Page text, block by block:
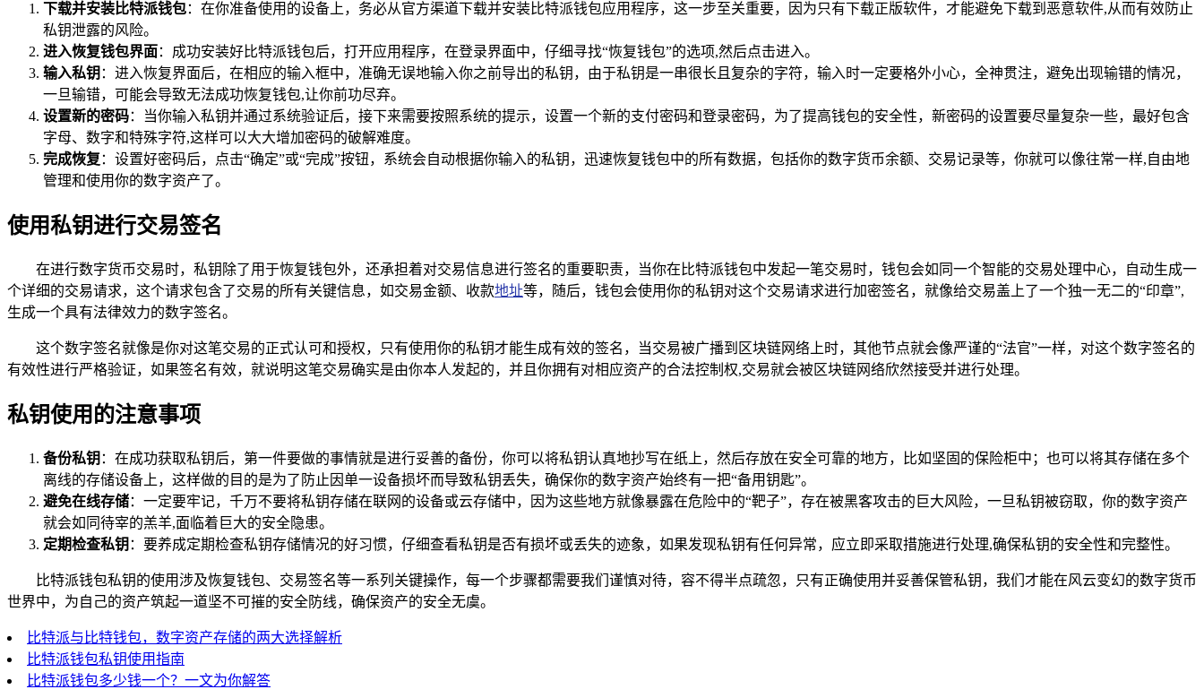
下载并安装比特派钱包：在你准备使用的设备上，务必从官方渠道下载并安装比特派钱包应用程序，这一步至关重要，因为只有下载正版软件，才能避免下载到恶意软件,从而有效防止
私钥泄露的风险。
进入恢复钱包界面：成功安装好比特派钱包后，打开应用程序，在登录界面中，仔细寻找“恢复钱包”的选项,然后点击进入。
输入私钥 ：进入恢复界面后，在相应的输入框中，准确无误地输入你之前导出的私钥，由于私钥是一串很长且复杂的字符，输入时一定要格外小心，全神贯注，避免出现输错的情况，
一旦输错，可能会导致无法成功恢复钱包,让你前功尽弃。
设置新的密码：当你输入私钥并通过系统验证后，接下来需要按照系统的提示，设置一个新的支付密码和登录密码，为了提高钱包的安全性，新密码的设置要尽量复杂一些，最好包含
字母、数字和特殊字符,这样可以大大增加密码的破解难度。
完成恢复 ：设置好密码后，点击“确定”或“完成”按钮，系统会自动根据你输入的私钥，迅速恢复钱包中的所有数据，包括你的数字货币余额、交易记录等，你就可以像往常一样,自由地
管理和使用你的数字资产了。
使用私钥进行交易签名
在进行数字货币交易时，私钥除了用于恢复钱包外，还承担着对交易信息进行签名的重要职责，当你在比特派钱包中发起一笔交易时，钱包会如同一个智能的交易处理中心，自动生成一
个详细的交易请求，这个请求包含了交易的所有关键信息，如交易金额、收款地址等，随后，钱包会使用你的私钥对这个交易请求进行加密签名，就像给交易盖上了一个独一无二的“印章”,
生成一个具有法律效力的数字签名。
这个数字签名就像是你对这笔交易的正式认可和授权，只有使用你的私钥才能生成有效的签名，当交易被广播到区块链网络上时，其他节点就会像严谨的“法官”一样，对这个数字签名的
有效性进行严格验证，如果签名有效，就说明这笔交易确实是由你本人发起的，并且你拥有对相应资产的合法控制权,交易就会被区块链网络欣然接受并进行处理。
私钥使用的注意事项
备份私钥 ：在成功获取私钥后，第一件要做的事情就是进行妥善的备份，你可以将私钥认真地抄写在纸上，然后存放在安全可靠的地方，比如坚固的保险柜中；也可以将其存储在多个
离线的存储设备上，这样做的目的是为了防止因单一设备损坏而导致私钥丢失，确保你的数字资产始终有一把“备用钥匙”。
避免在线存储：一定要牢记，千万不要将私钥存储在联网的设备或云存储中，因为这些地方就像暴露在危险中的“靶子”，存在被黑客攻击的巨大风险，一旦私钥被窃取，你的数字资产
就会如同待宰的羔羊,面临着巨大的安全隐患。
定期检查私钥 ：要养成定期检查私钥存储情况的好习惯，仔细查看私钥是否有损坏或丢失的迹象，如果发现私钥有任何异常，应立即采取措施进行处理,确保私钥的安全性和完整性。
比特派钱包私钥的使用涉及恢复钱包、交易签名等一系列关键操作，每一个步骤都需要我们谨慎对待，容不得半点疏忽，只有正确使用并妥善保管私钥，我们才能在风云变幻的数字货币
世界中，为自己的资产筑起一道坚不可摧的安全防线，确保资产的安全无虞。
比特派与比特钱包，数字资产存储的两大选择解析
比特派钱包私钥使用指南
比特派钱包多少钱一个？一文为你解答